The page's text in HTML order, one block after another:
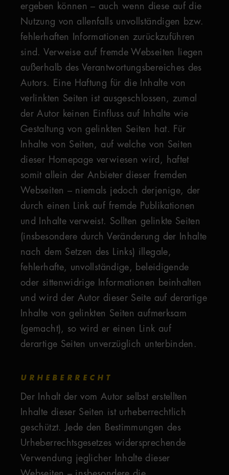
ergeben können – auch wenn diese auf die
Nutzung von allenfalls unvollständigen bzw.
fehlerhaften Informationen zurückzuführen
sind. Verweise auf fremde Webseiten liegen
außerhalb des Verantwortungsbereiches des
Autors. Eine Haftung für die Inhalte von
verlinkten Seiten ist ausgeschlossen, zumal
der Autor keinen Einfluss auf Inhalte wie
Gestaltung von gelinkten Seiten hat. Für
Inhalte von Seiten, auf welche von Seiten
dieser Homepage verwiesen wird, haftet
somit allein der Anbieter dieser fremden
Webseiten – niemals jedoch derjenige, der
durch einen Link auf fremde Publikationen
und Inhalte verweist. Sollten gelinkte Seiten
(insbesondere durch Veränderung der Inhalte
nach dem Setzen des Links) illegale,
fehlerhafte, unvollständige, beleidigende
oder sittenwidrige Informationen beinhalten
und wird der Autor dieser Seite auf derartige
Inhalte von gelinkten Seiten aufmerksam
(gemacht), so wird er einen Link auf
derartige Seiten unverzüglich unterbinden.
URHEBERRECHT
Der Inhalt der vom Autor selbst erstellten
Inhalte dieser Seiten ist urheberrechtlich
geschützt. Jede den Bestimmungen des
Urheberrechtsgesetzes widersprechende
Verwendung jeglicher Inhalte dieser